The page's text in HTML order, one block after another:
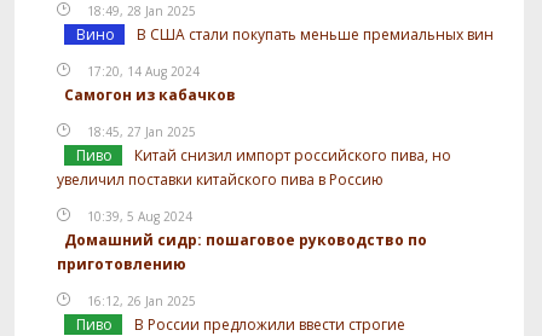
18:49, 28 Jan 2025
Вино В США стали покупать меньше премиальных вин
17:20, 14 Aug 2024
Самогон из кабачков
18:45, 27 Jan 2025
Пиво
Китай снизил импорт российского пива, но
увеличил поставки китайского пива в Россию
10:39, 5 Aug 2024
Домашний сидр: пошаговое руководство по
приготовлению
16:12, 26 Jan 2025
Пиво
В России предложили ввести строгие